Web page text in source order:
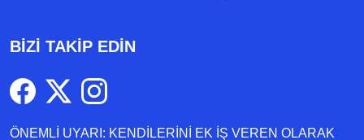
BİZİ TAKİP EDİN
ÖNEMLİ UYARI: KENDİLERİNİ EK İŞ VEREN OLARAK